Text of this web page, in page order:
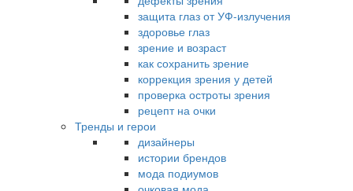
защита глаз от УФ-излучения
здоровье глаз
зрение и возраст
как сохранить зрение
коррекция зрения у детей
проверка остроты зрения
рецепт на очки
Тренды и герои
дизайнеры
истории брендов
мода подиумов